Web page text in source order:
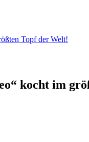
Topf der Welt!
kocht im